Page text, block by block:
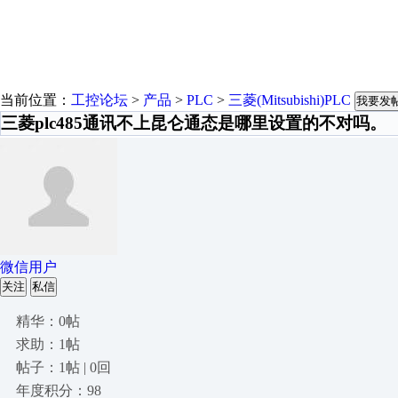
当前位置： 工控论坛 > 产品 > PLC > 三菱(Mitsubishi)PLC 我要发
三菱plc485通讯不上昆仑通态是哪里设置的不对吗。
微信用户
关注 私信
精华：0帖
求助：1帖
帖子：1帖 | 0回
年度积分：98